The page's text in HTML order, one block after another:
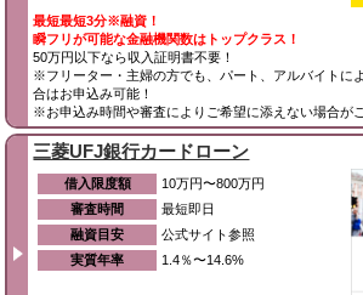
最短最短3分※融資！
瞬フリが可能な金融機関数はトップクラス！
50万円以下なら収入証明書不要！
※フリーター・主婦の方でも、パート、アルバイトに
合はお申込み可能！
※お申込み時間や審査によりご希望に添えない場合が
三菱UFJ銀行カードローン
借入限度額
10万円〜800万円
審査時間
最短即日
融資目安
公式サイト参照
実質年率
1.4％〜14.6%